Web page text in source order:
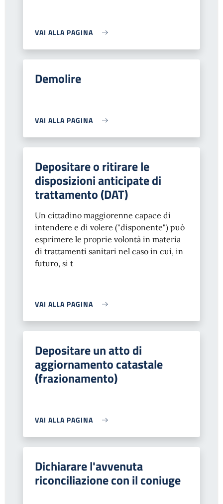
VAI ALLA PAGINA
Demolire
VAI ALLA PAGINA
Depositare o ritirare le
disposizioni anticipate di
trattamento (DAT)
Un cittadino maggiorenne capace di
intendere e di volere ("disponente") può
esprimere le proprie volontà in materia
di trattamenti sanitari nel caso in cui, in
futuro, si t
VAI ALLA PAGINA
Depositare un atto di
aggiornamento catastale
(frazionamento)
VAI ALLA PAGINA
Dichiarare l'avvenuta
riconciliazione con il coniuge